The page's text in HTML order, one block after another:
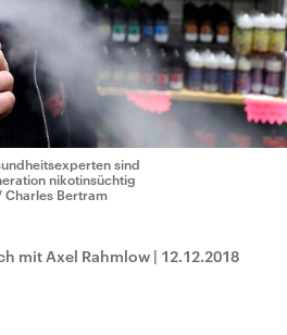
sind
nikotinsüchtig
Charles Bertram
mit Axel Rahmlow | 12.12.2018